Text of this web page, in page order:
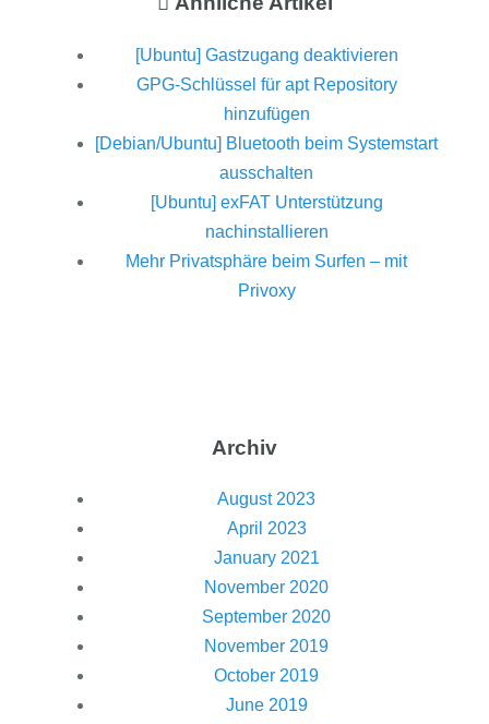
[Ubuntu] Gastzugang deaktivieren
GPG-Schlüssel für apt Repository
hinzufügen
[Debian/Ubuntu] Bluetooth beim Systemstart
ausschalten
[Ubuntu] exFAT Unterstützung
nachinstallieren
Mehr Privatsphäre beim Surfen – mit
Privoxy
Archiv
August 2023
April 2023
January 2021
November 2020
September 2020
November 2019
October 2019
June 2019